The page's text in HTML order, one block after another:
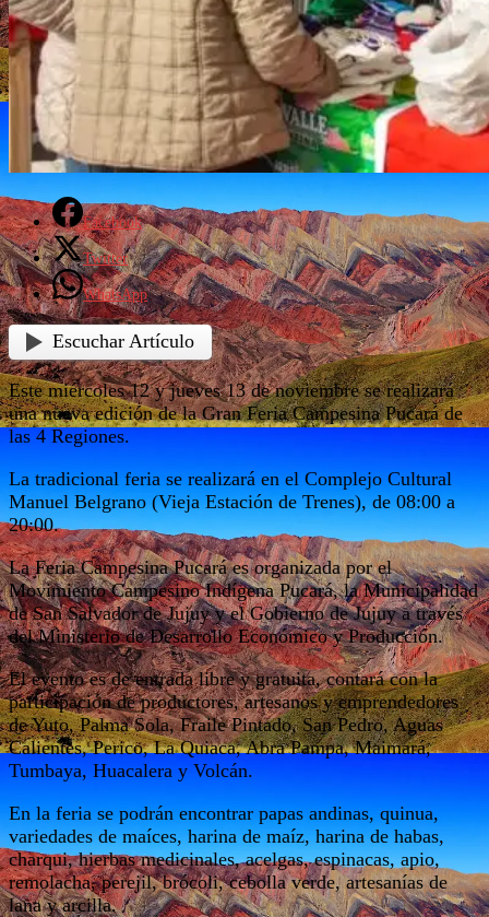
Facebook
Twitter
WhatsApp
Escuchar Artículo
Este miércoles 12 y jueves 13 de noviembre se realizará
una nueva edición de la Gran Feria Campesina Pucará de
las 4 Regiones.
La tradicional feria se realizará en el Complejo Cultural
Manuel Belgrano (Vieja Estación de Trenes), de 08:00 a
20:00.
La Feria Campesina Pucará es organizada por el
Movimiento Campesino Indígena Pucará, la Municipalidad
de San Salvador de Jujuy y el Gobierno de Jujuy a través
del Ministerio de Desarrollo Económico y Producción.
El evento es de entrada libre y gratuita, contará con la
participación de productores, artesanos y emprendedores
de Yuto, Palma Sola, Fraile Pintado, San Pedro, Aguas
Calientes, Perico, La Quiaca, Abra Pampa, Maimará,
Tumbaya, Huacalera y Volcán.
En la feria se podrán encontrar papas andinas, quinua,
variedades de maíces, harina de maíz, harina de habas,
charqui, hierbas medicinales, acelgas, espinacas, apio,
remolacha, perejil, brócoli, cebolla verde, artesanías de
lana y arcilla.